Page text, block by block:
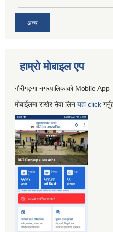
अन्य
हाम्रो माेबाइल एप
गौरीगङ्गा नगरपालिकाको Mobile App
मोबाईलमा राखेर सेवा लिन यहाclick